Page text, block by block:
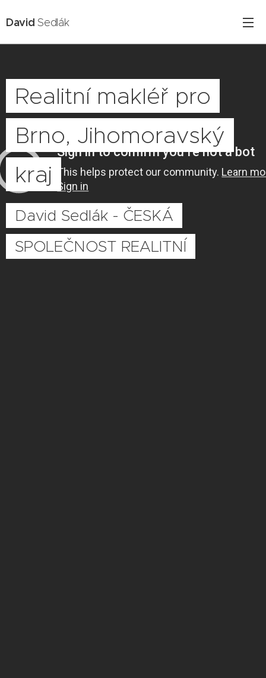
DavidSedlák
Realitní makléř pro
Brno, Jihomoravský
kraj
David Sedlák - ČESKÁ
SPOLEČNOST REALITNÍ